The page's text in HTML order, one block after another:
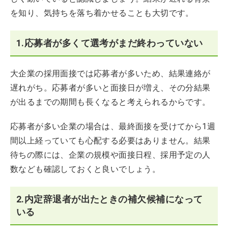
を知り、気持ちを落ち着かせることも大切です。
1.応募者が多くて選考がまだ終わっていない
大企業の採用面接では応募者が多いため、結果連絡が
遅れがち。応募者が多いと面接日が増え、その分結果
が出るまでの期間も長くなると考えられるからです。
応募者が多い企業の場合は、最終面接を受けてから1週
間以上経っていても心配する必要はありません。結果
待ちの際には、企業の規模や面接日程、採用予定の人
数なども確認しておくと良いでしょう。
2.内定辞退者が出たときの補欠候補になって
いる